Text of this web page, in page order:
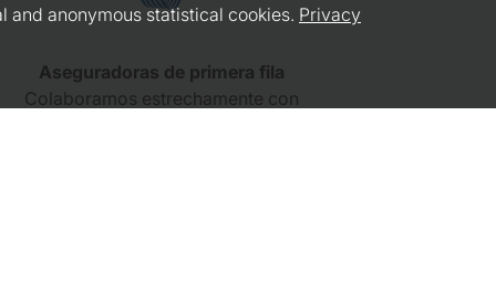
Aseguradoras de primera fila
Colaboramos estrechamente con
and anonymous statistical cookies. Privacy